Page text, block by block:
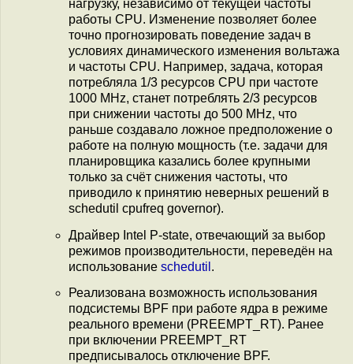
нагрузку, независимо от текущей частоты
работы CPU. Изменение позволяет более
точно прогнозировать поведение задач в
условиях динамического изменения вольтажа
и частоты CPU. Например, задача, которая
потребляла 1/3 ресурсов CPU при частоте
1000 MHz, станет потреблять 2/3 ресурсов
при снижении частоты до 500 MHz, что
раньше создавало ложное предположение о
работе на полную мощность (т.е. задачи для
планировщика казались более крупными
только за счёт снижения частоты, что
приводило к принятию неверных решений в
schedutil cpufreq governor).
Драйвер Intel P-state, отвечающий за выбор
режимов производительности, переведён на
использование schedutil .
Реализована возможность использования
подсистемы BPF при работе ядра в режиме
реального времени (PREEMPT_RT). Ранее
при включении PREEMPT_RT
предписывалось отключение BPF.